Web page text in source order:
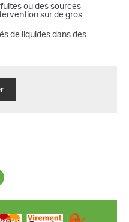
ou des sources
sur de gros
de liquides dans des